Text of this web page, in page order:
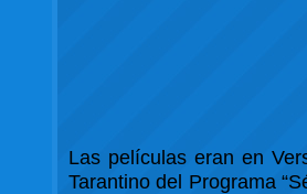
Las películas eran en
Tarantino del Programa